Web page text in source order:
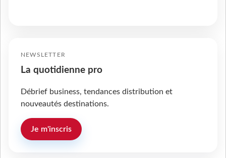
NEWSLETTER
La quotidienne pro
Débrief business, tendances distribution et
nouveautés destinations.
Je m'inscris